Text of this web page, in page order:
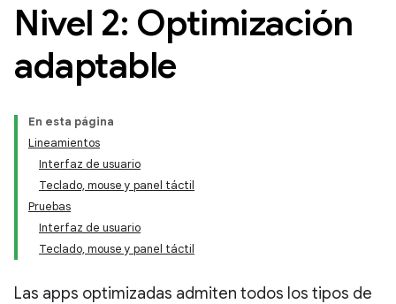
Nivel 2: Optimización
adaptable
En esta página
Lineamientos
Interfaz de usuario
Teclado, mouse y panel táctil
Pruebas
Interfaz de usuario
Teclado, mouse y panel táctil
Las apps optimizadas admiten todos los tipos de